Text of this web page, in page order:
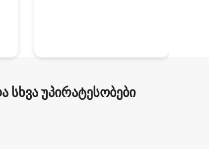
უპირატესობები